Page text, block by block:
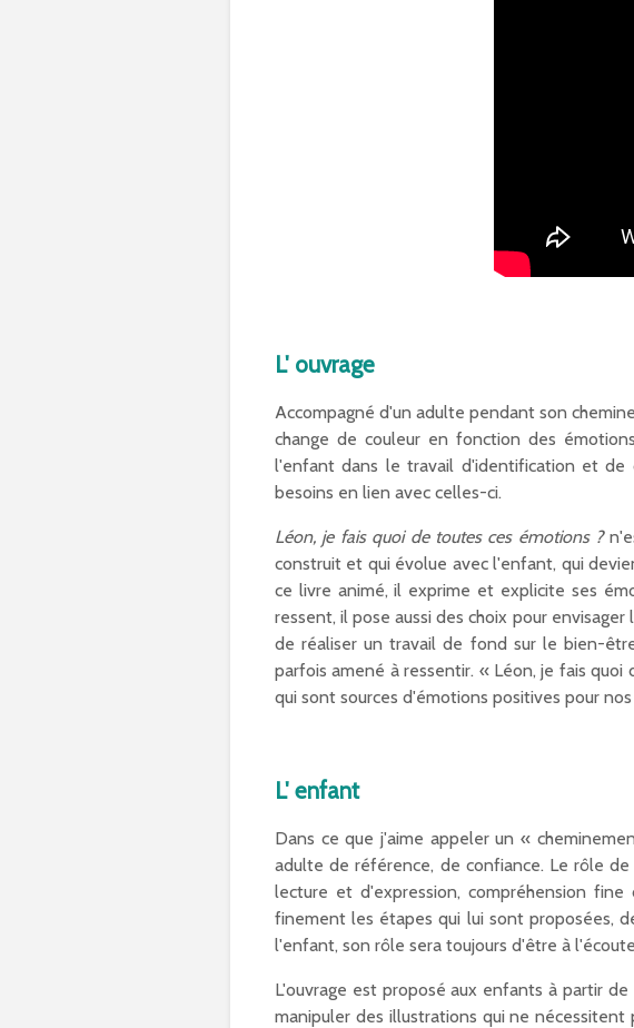
L' ouvrage
Accompagné d'un adulte pendant son
change de couleur en fonction des
l'enfant dans le travail d'identification et de
besoins en lien avec celles-ci.
Léon, je fais quoi de toutes ces émotions ?
construit et qui évolue avec l'enfant, qui
ce livre animé, il exprime et explicite ses
ressent, il pose aussi des choix pour
de réaliser un travail de fond sur le bien-
parfois amené à ressentir. « Léon, je fais
qui sont sources d'émotions positives pour
L' enfant
Dans ce que j'aime appeler un «
adulte de référence, de confiance. Le rôle
lecture et d'expression, compréhension
finement les étapes qui lui sont proposées,
l'enfant, son rôle sera toujours d'être à
L'ouvrage est proposé aux enfants à partir
manipuler des illustrations qui ne